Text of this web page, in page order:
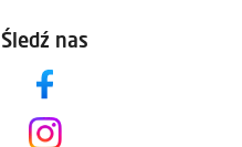
Śledź nas